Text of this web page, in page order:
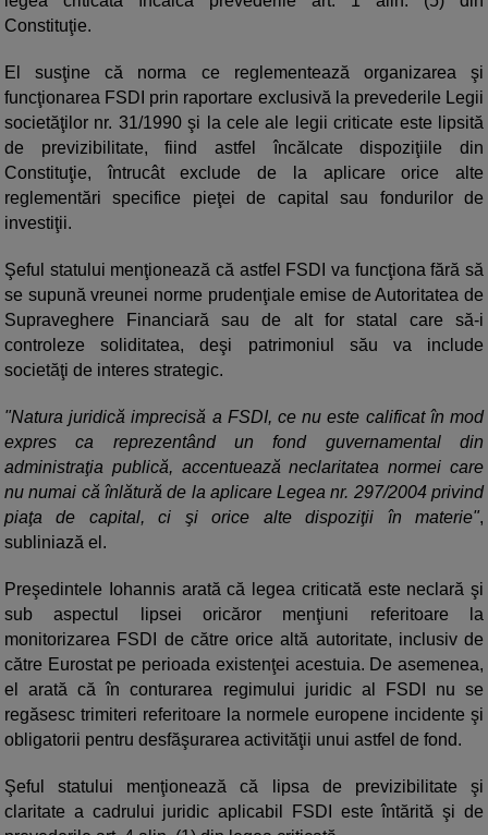
Constituţie.
El susţine că norma ce reglementează organizarea şi
funcţionarea FSDI prin raportare exclusivă la prevederile Legii
societăţilor nr. 31/1990 şi la cele ale legii criticate este lipsită
de previzibilitate, fiind astfel încălcate dispoziţiile din
Constituţie, întrucât exclude de la aplicare orice alte
reglementări specifice pieţei de capital sau fondurilor de
investiţii.
Şeful statului menţionează că astfel FSDI va funcţiona fără să
se supună vreunei norme prudenţiale emise de Autoritatea de
Supraveghere Financiară sau de alt for statal care să-i
controleze soliditatea, deşi patrimoniul său va include
societăţi de interes strategic.
"Natura juridică imprecisă a FSDI, ce nu este calificat în mod
expres ca reprezentând un fond guvernamental din
administraţia publică, accentuează neclaritatea normei care
nu numai că înlătură de la aplicare Legea nr. 297/2004 privind
piaţa de capital, ci şi orice alte dispoziţii în materie",
subliniază el.
Preşedintele Iohannis arată că legea criticată este neclară şi
sub aspectul lipsei oricăror menţiuni referitoare la
monitorizarea FSDI de către orice altă autoritate, inclusiv de
către Eurostat pe perioada existenţei acestuia. De asemenea,
el arată că în conturarea regimului juridic al FSDI nu se
regăsesc trimiteri referitoare la normele europene incidente şi
obligatorii pentru desfăşurarea activităţii unui astfel de fond.
Şeful statului menţionează că lipsa de previzibilitate şi
claritate a cadrului juridic aplicabil FSDI este întărită şi de